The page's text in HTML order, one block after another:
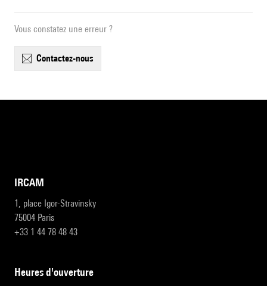
Vous constatez une erreur ?
contactez-nous
IRCAM
1, place Igor-Stravinsky
75004 Paris
+33 1 44 78 48 43
heures d'ouverture